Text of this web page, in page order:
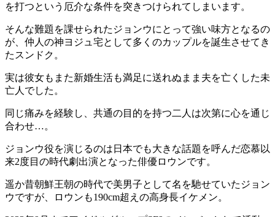
を打つという厄介な条件を突きつけられてしまいます。
そんな難題を課せられたジョンウにとって強い味方となるの
が、仲人の神ヨジュ宅として多くのカップルを誕生させてき
たスンドク。
実は彼女もまた新婚生活も満足に送れぬまま夫を亡くした未
亡人でした。
同じ痛みを経験し、共通の目的を持つ二人は次第に心を通じ
合わせ…。
ジョンウ役を演じるのは日本でも大きな話題を呼んだ恋慕以
来2度目の時代劇出演となった俳優ロウンです。
遥か昔朝鮮王朝の時代で美男子として名を馳せていたジョン
ウですが、ロウンも190cm超えの高身長イケメン。